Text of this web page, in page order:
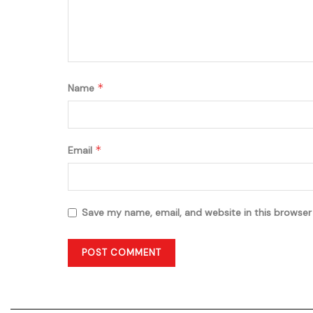
Name *
Email *
Save my name, email, and website in this